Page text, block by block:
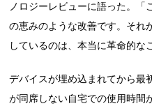
ノロジーレビューに語った。「
の恵みのような改善です。それ
しているのは、本当に革命的な
デバイスが埋め込まれてから最
が同席しない自宅での使用時間